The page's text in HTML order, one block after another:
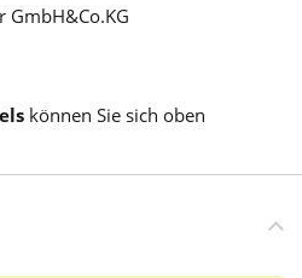
GmbH&Co.KG
können Sie sich oben